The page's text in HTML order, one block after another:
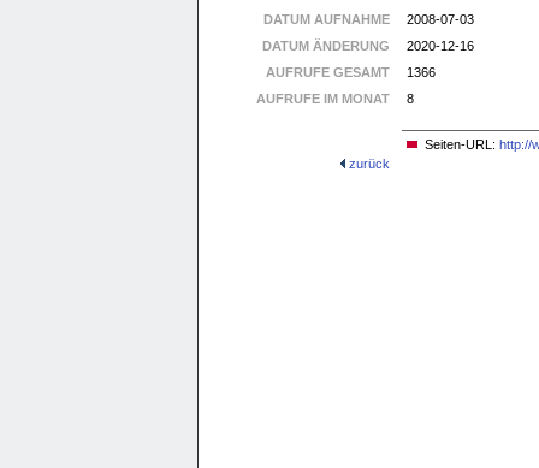
DATUM AUFNAHME
2008-07-03
DATUM ÄNDERUNG
2020-12-16
AUFRUFE GESAMT
1366
AUFRUFE IM MONAT
8
Seiten-URL: http://
zurück